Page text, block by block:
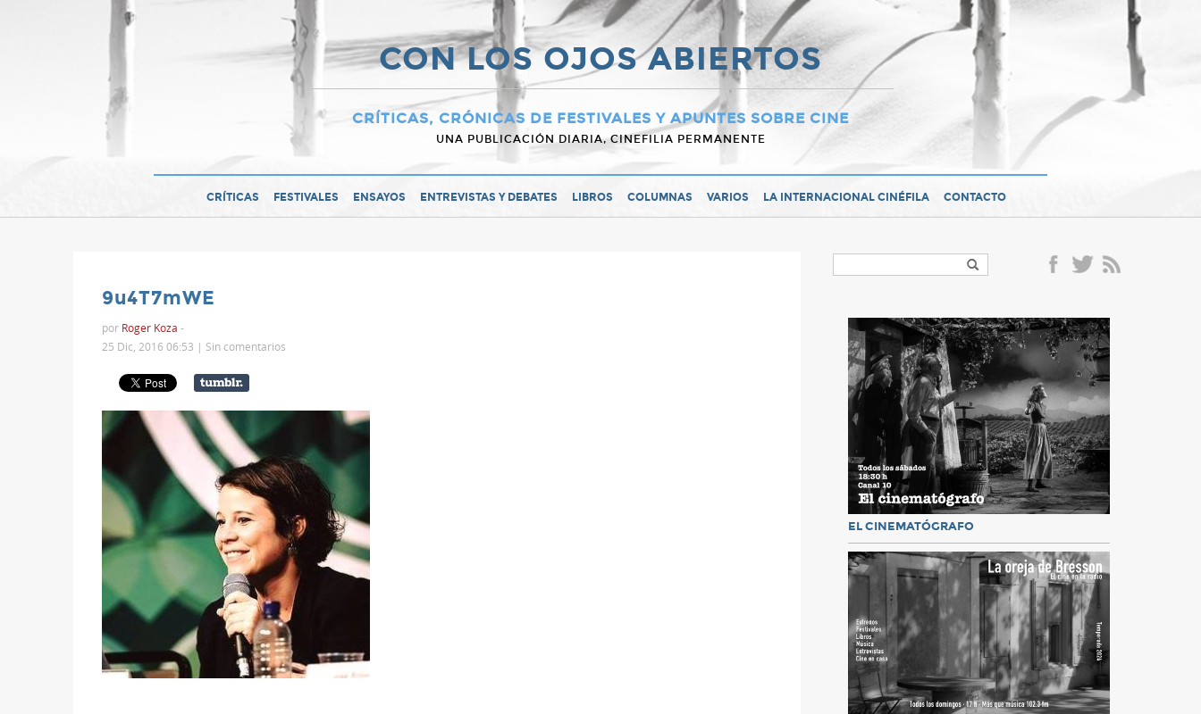
CON LOS OJOS ABIERTOS
CRÍTICAS, CRÓNICAS DE FESTIVALES Y APUNTES SOBRE CINE
UNA PUBLICACIÓN DIARIA, CINEFILIA PERMANENTE
CRÍTICAS FESTIVALES ENSAYOS ENTREVISTAS Y DEBATES LIBROS COLUMNAS VARIOS LA INTERNACIONAL CINÉFILA CONTACTO
9u4T7mWE
por Roger Koza -
25 Dic, 2016 06:53 | Sin comentarios
EL CINEMATÓGRAFO